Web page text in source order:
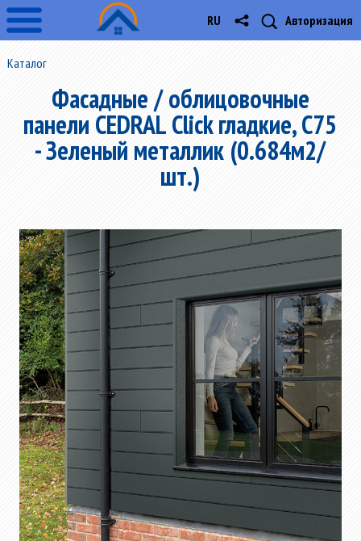
Авторизация
RU
Каталог
Фасадные / облицовочные
панели CEDRAL Click гладкие, C75
- Зеленый металлик (0.684м2/
шт.)